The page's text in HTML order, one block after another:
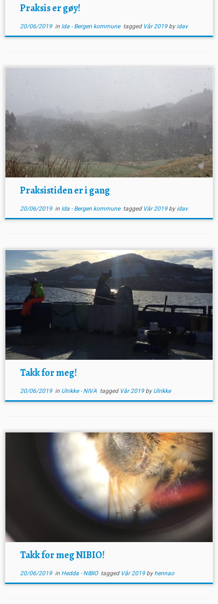
Praksis er gøy!
20/06/2019in Ida - Bergen kommune tagged Vår 2019 by idav
Praksistiden er i gang
20/06/2019in Ida - Bergen kommune tagged Vår 2019 by idav
Takk for meg!
20/06/2019in Ulrikke - NIVA tagged Vår 2019 by Ulrikke
Takk for meg NIBIO!
20/06/2019in Hedda - NIBIO tagged Vår 2019 by hennao